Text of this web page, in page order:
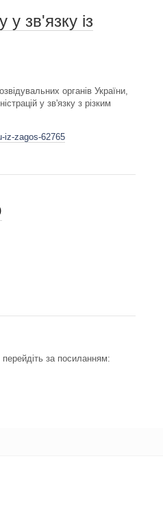
зв'язку із
органів України,
у зв'язку з різким
iz-zagos-62765
за посиланням: